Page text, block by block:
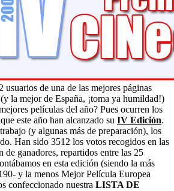
usuarios de una de las mejores páginas
la mejor de España, ¡toma ya humildad!)
películas del año? Pues ocurren los
este año han alcanzado su IV Edición.
(y algunas más de preparación), los
Han sido 3512 los votos recogidos en las
de ganadores, repartidos entre las 25
en esta edición (siendo la más
y la menos Mejor Película Europea
confeccionado nuestra LISTA DE